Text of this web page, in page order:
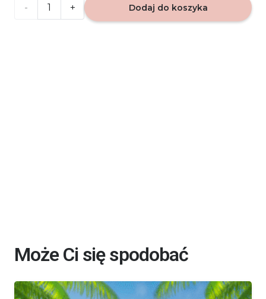
ilość Dodaj do koszyka
Może Ci się spodobać